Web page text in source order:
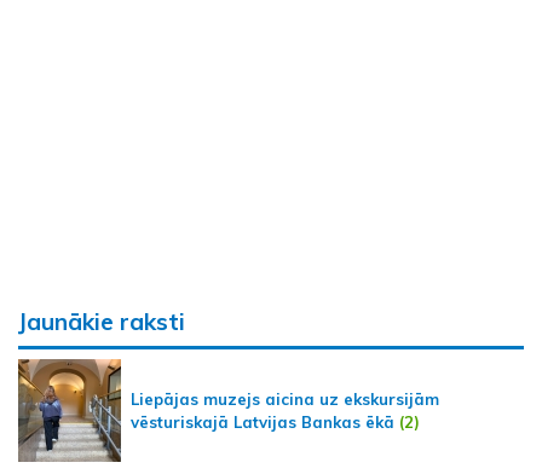
Jaunākie raksti
Liepājas muzejs aicina uz ekskursijām
vēsturiskajā Latvijas Bankas ēkā (2)